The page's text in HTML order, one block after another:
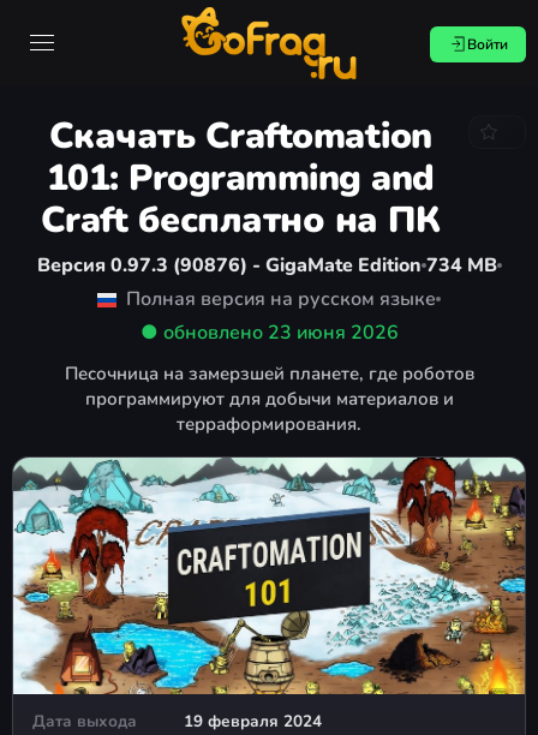
Войти
Скачать Craftomation
101: Programming and
Craft бесплатно на ПК
Версия 0.97.3 (90876) - GigaMate Edition 734 MB
Полная версия на русском языке
● обновлено 23 июня 2026
Песочница на замерзшей планете, где роботов
программируют для добычи материалов и
терраформирования.
Дата выхода
19 февраля 2024